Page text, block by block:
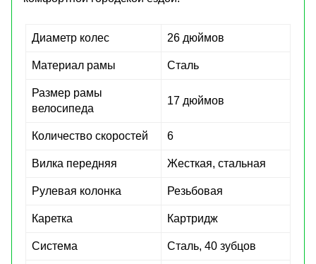
Диаметр колес 26 дюймов
Материал рамы Сталь
Размер рамы
велосипеда
17 дюймов
Количество скоростей 6
Вилка передняя Жесткая, стальная
Рулевая колонка Резьбовая
Каретка Картридж
Система Сталь, 40 зубцов